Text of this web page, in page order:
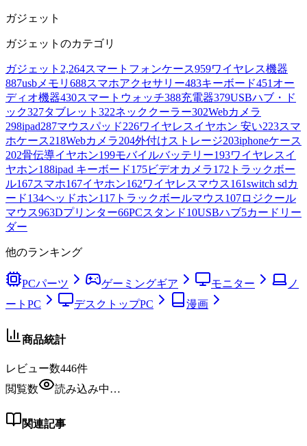
ガジェット
ガジェット のカテゴリ
ガジェット 2,264スマートフォンケース959ワイヤレス機器
887usbメモリ 688スマホアクセサリー483キーボード451オー
ディオ機器430スマートウォッチ388充電器379USBハブ・ド
ック327タブレット 322ネッククーラー302Webカメラ
298ipad287マウスパッド226ワイヤレスイヤホン 安い223スマ
ホケース218Webカメラ204外付けストレージ203iphoneケース
202骨伝導イヤホン199モバイルバッテリー193ワイヤレスイ
ヤホン188ipad キーボード175ビデオカメラ172 トラックボー
ル167スマホ167イヤホン162ワイヤレスマウス161switch sdカ
ード134ヘッドホン117 トラックボールマウス107ロジクール
マウス963Dプリンター66PCスタンド10USBハブ5カードリー
ダー
他のランキング
PCパーツ ゲーミングギア モニター
ノ
ートPC
デスクトップPC 漫画
商品統計
レビュー数446件
閲覧数
読み込み中…
関連記事